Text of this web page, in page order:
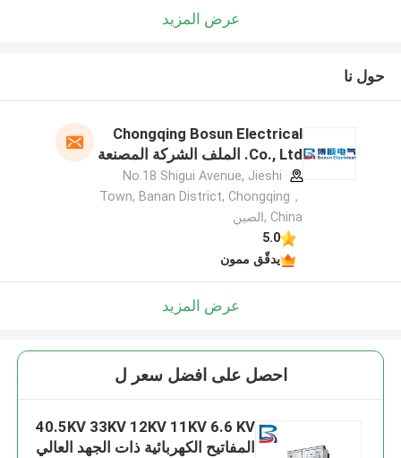
عرض المزيد
حول نا
Chongqing Bosun Electrical
Co., Ltd. الملف الشركة المصنعة
No.18 Shigui Avenue, Jieshi
Town, Banan District, Chongqing，
China ,الصين
5.0
يدقّق ممون
عرض المزيد
احصل على افضل سعر ل
40.5KV 33KV 12KV 11KV 6.6 KV
المفاتيح الكهربائية ذات الجهد العالي